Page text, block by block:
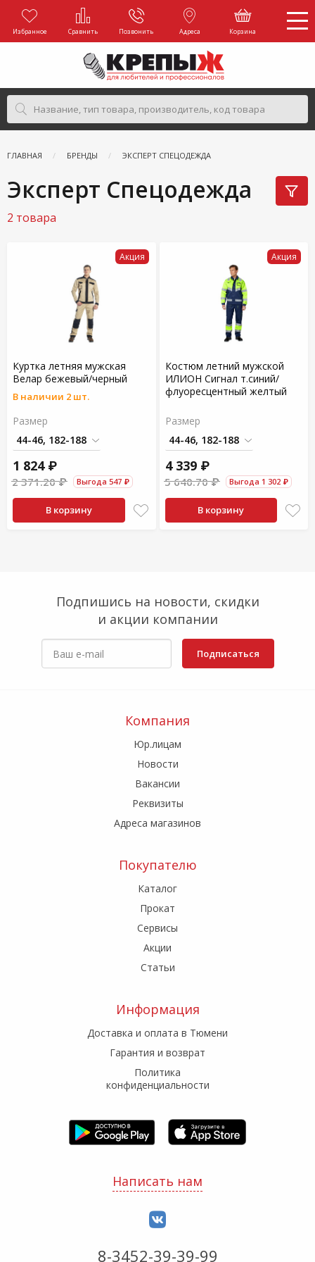
Избранное Сравнить Позвонить Адреса Корзина
ГЛАВНАЯ БРЕНДЫ ЭКСПЕРТ СПЕЦОДЕЖДА
Эксперт Спецодежда
2 товара
Акция
Куртка летняя мужская
Велар бежевый/черный
В наличии 2 шт.
Размер
1 824 ₽
2 371.20 ₽ Выгода 547 ₽
В корзину
Акция
Костюм летний мужской
ИЛИОН Сигнал т.синий/
флуоресцентный желтый
Размер
4 339 ₽
5 640.70 ₽ Выгода 1 302 ₽
В корзину
Подпишись на новости, скидки
и акции компании
Подписаться
Компания
Юр.лицам
Новости
Вакансии
Реквизиты
Адреса магазинов
Покупателю
Каталог
Прокат
Сервисы
Акции
Статьи
Информация
Доставка и оплата в Тюмени
Гарантия и возврат
Политика
конфиденциальности
Написать нам
8-3452-39-39-99